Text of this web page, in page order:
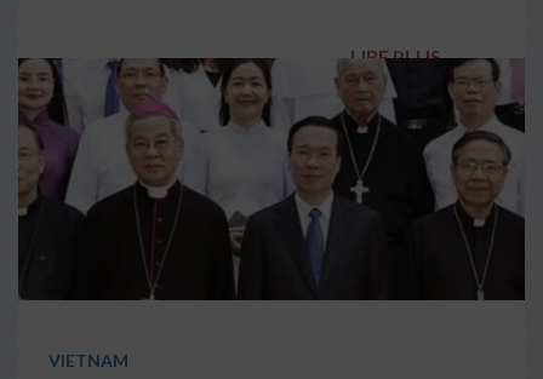
LIRE PLUS →
VIETNAM